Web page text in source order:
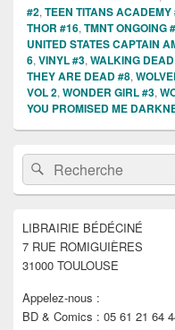
#2, TEEN TITANS ACADEMY
THOR #16, TMNT ONGOING
UNITED STATES CAPTAIN
6, VINYL #3, WALKING
THEY ARE DEAD #8,
VOL 2, WONDER GIRL #3,
YOU PROMISED ME
Zone
principale
de
widget
barre
latérale
Recherche :Rechercher
LIBRAIRIE BÉDÉCINÉ
7 RUE ROMIGUIÈRES
31000 TOULOUSE
Appelez-nous :
BD & Comics : 05 61 21 64